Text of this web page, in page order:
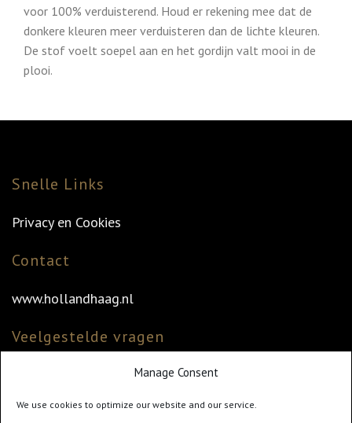
Manage Consent
We use cookies to optimize our website and our service.
voor 100% verduisterend. Houd er rekening mee dat de
donkere kleuren meer verduisteren dan de lichte kleuren.
De stof voelt soepel aan en het gordijn valt mooi in de
plooi.
Snelle Links
Privacy en Cookies
Contact
www.hollandhaag.nl
Veelgestelde vragen
Veelgestelde vragen